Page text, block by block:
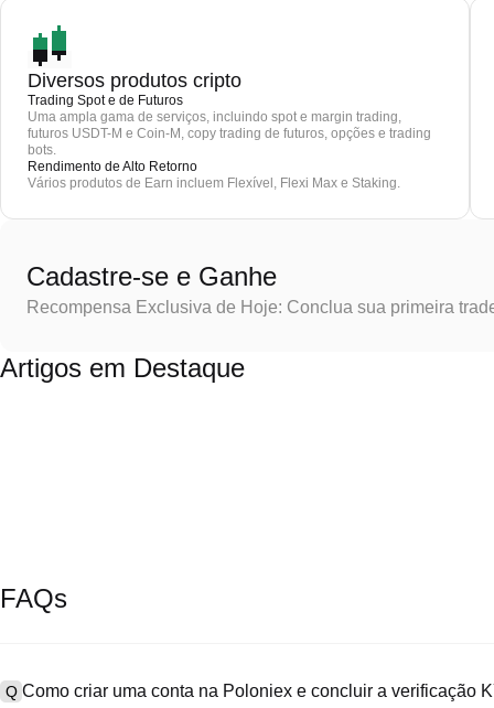
Diversos produtos cripto
Trading Spot e de Futuros
Uma ampla gama de serviços, incluindo spot e margin trading,
futuros USDT-M e Coin-M, copy trading de futuros, opções e trading
bots.
Rendimento de Alto Retorno
Vários produtos de Earn incluem Flexível, Flexi Max e Staking.
Cadastre-se e Ganhe
Recompensa Exclusiva de Hoje: Conclua sua primeira
Artigos em Destaque
FAQs
Q Como criar uma conta na Poloniex e concluir a verificação